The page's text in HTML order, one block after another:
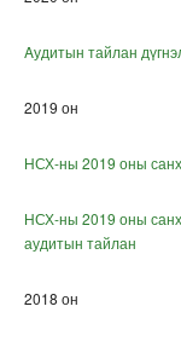
Aудитын тайлан
2019 он
НСХ-ны 2019 оны
НСХ-ны 2019 оны
аудитын тайлан
2018 он